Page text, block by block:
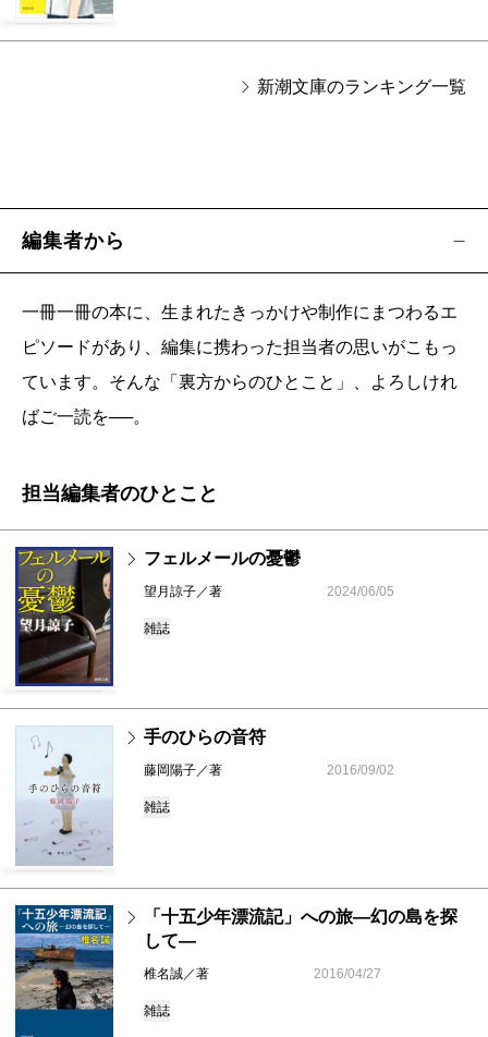
新潮文庫のランキング一覧
編集者から
一冊一冊の本に、生まれたきっかけや制作にまつわるエ
ピソードがあり、編集に携わった担当者の思いがこもっ
ています。そんな「裏方からのひとこと」、よろしけれ
ばご一読を──。
担当編集者のひとこと
フェルメールの憂鬱
望月諒子／著 2024/06/05
雑誌
手のひらの音符
藤岡陽子／著 2016/09/02
雑誌
「十五少年漂流記」への旅―幻の島を探
して―
椎名誠／著 2016/04/27
雑誌